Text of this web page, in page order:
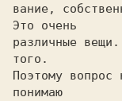
вание,
Это очень
различные
того.
Поэтому
понимаю